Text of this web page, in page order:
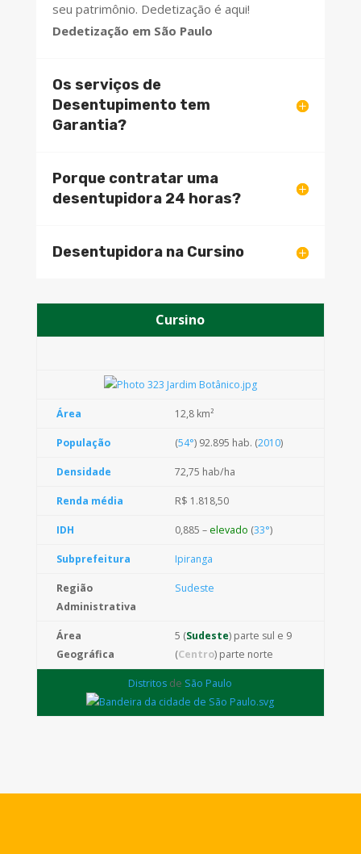
seu patrimônio. Dedetização é aqui!
Dedetização em São Paulo
Os serviços de
Desentupimento tem
Garantia?
Porque contratar uma
desentupidora 24 horas?
Desentupidora na Cursino
Cursino
Área 12,8 km²
População (54°) 92.895 hab. (2010)
Densidade 72,75 hab/ha
Renda média R$ 1.818,50
IDH 0,885 – elevado (33°)
Subprefeitura Ipiranga
Região
Administrativa
Sudeste
Área
Geográfica
5 (Sudeste) parte sul e 9
(Centro) parte norte
Distritos de São Paulo